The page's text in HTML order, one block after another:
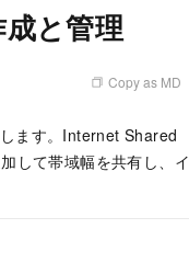
と管理
Copy as MD
ます。Internet Shared
して帯域幅を共有し、イ